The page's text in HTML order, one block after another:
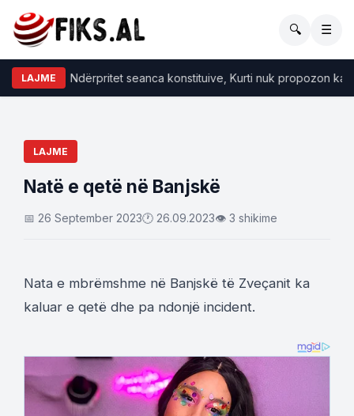
🔍 ☰
LAJMENdërpritet seanca konstituive, Kurti nuk propozon
LAJME
Natë e qetë në Banjskë
📅 26 September 2023🕐 26.09.2023👁 3 shikime
Nata e mbrëmshme në Banjskë të Zveçanit ka
kaluar e qetë dhe pa ndonjë incident.